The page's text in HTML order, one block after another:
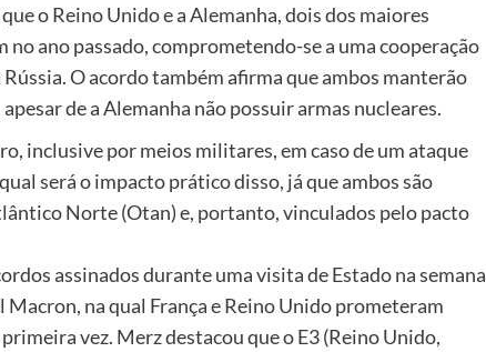
o Reino Unido e a Alemanha, dois dos maiores
ano passado, comprometendo-se a uma cooperação
O acordo também afirma que ambos manterão
de a Alemanha não possuir armas nucleares.
inclusive por meios militares, em caso de um ataque
será o impacto prático disso, já que ambos são
Norte (Otan) e, portanto, vinculados pelo pacto
assinados durante uma visita de Estado na semana
na qual França e Reino Unido prometeram
vez. Merz destacou que o E3 (Reino Unido,